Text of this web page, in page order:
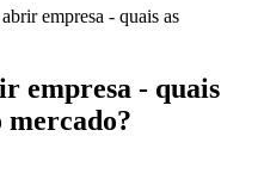
empresa - quais as
empresa - quais
mercado?